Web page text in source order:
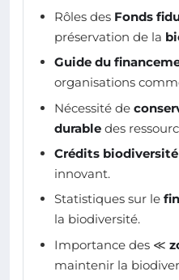
Rôles des Fonds
préservation de la
Guide du
organisations
Nécessité de
durable des
Crédits biodiversité
innovant.
Statistiques sur le
la biodiversité.
Importance des ≪
maintenir la